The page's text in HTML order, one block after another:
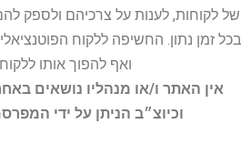
של לקוחות, לענות על צרכיהם ולספק
בכל זמן נתון. החשיפה ללקוח
ואף להפוך אותו
אין האתר ו/או מנהליו נושאים
וכיוצ״ב הניתן על ידי